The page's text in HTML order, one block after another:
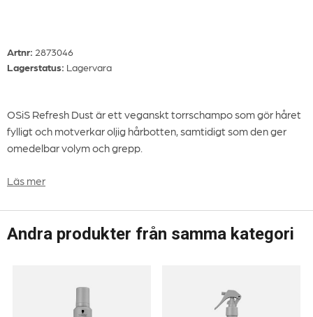
Artnr: 2873046
Lagerstatus: Lagervara
OSiS Refresh Dust är ett veganskt torrschampo som gör håret
fylligt och motverkar oljig hårbotten, samtidigt som den ger
omedelbar volym och grepp.
Läs mer
Andra produkter från samma kategori